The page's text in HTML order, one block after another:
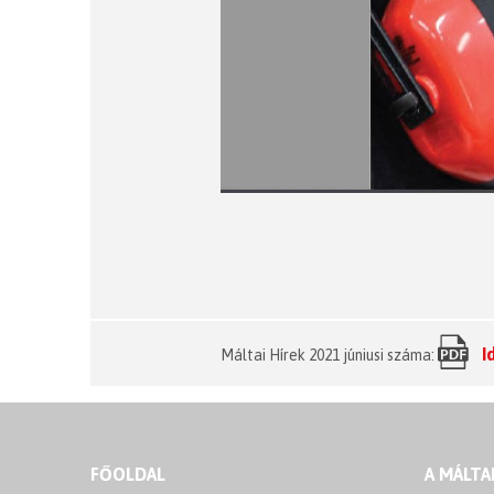
Máltai Hírek 2021 júniusi száma:
FŐOLDAL A